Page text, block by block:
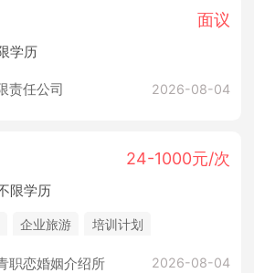
面议
学历
责任公司 2026-08-04
24-1000元/次
限学历
企业旅游 培训计划
职恋婚姻介绍所 2026-08-04